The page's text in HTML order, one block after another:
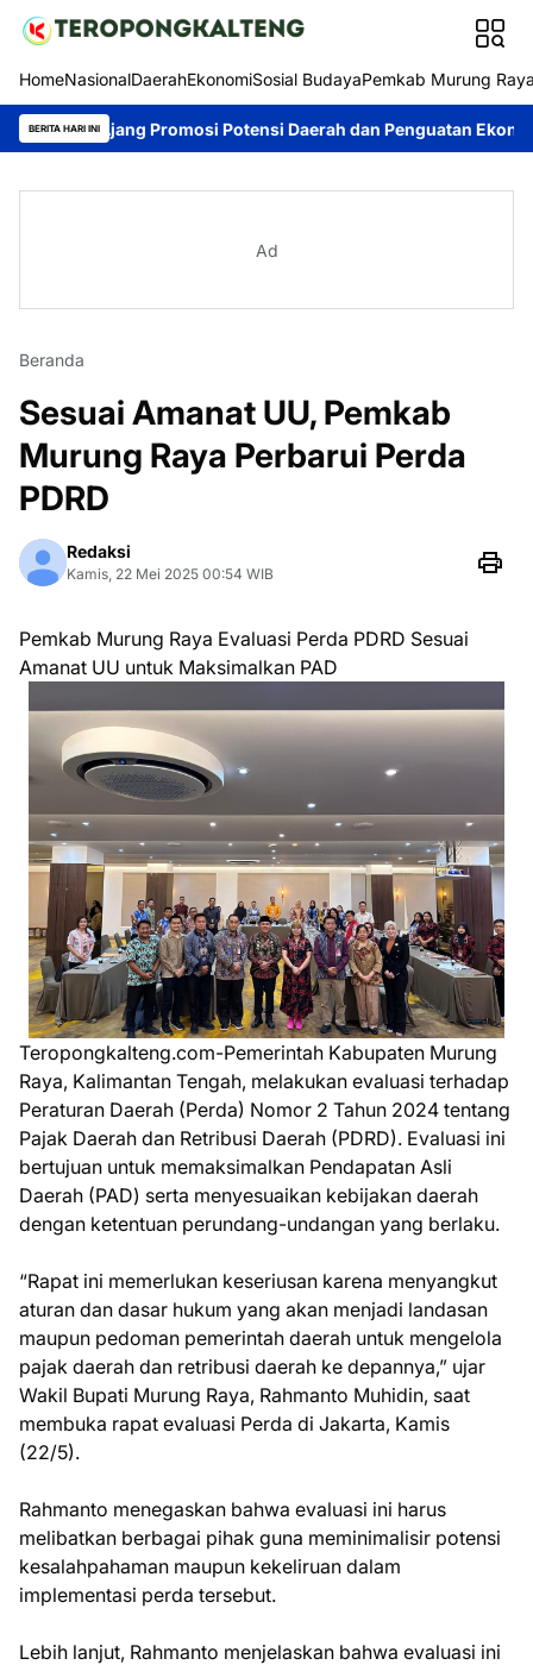
HomeNasionalDaerahEkonomiSosial BudayaPemkab Murung
BERITA HARI INI
Promosi Potensi Daerah dan Penguatan Ekonomi Lokal
Ad
Beranda
Sesuai Amanat UU, Pemkab
Murung Raya Perbarui Perda
PDRD
Redaksi
Kamis, 22 Mei 2025 00:54 WIB
Pemkab Murung Raya Evaluasi Perda PDRD Sesuai
Amanat UU untuk Maksimalkan PAD
Teropongkalteng.com-Pemerintah Kabupaten Murung
Raya, Kalimantan Tengah, melakukan evaluasi terhadap
Peraturan Daerah (Perda) Nomor 2 Tahun 2024 tentang
Pajak Daerah dan Retribusi Daerah (PDRD). Evaluasi ini
bertujuan untuk memaksimalkan Pendapatan Asli
Daerah (PAD) serta menyesuaikan kebijakan daerah
dengan ketentuan perundang-undangan yang berlaku.
“Rapat ini memerlukan keseriusan karena menyangkut
aturan dan dasar hukum yang akan menjadi landasan
maupun pedoman pemerintah daerah untuk mengelola
pajak daerah dan retribusi daerah ke depannya,” ujar
Wakil Bupati Murung Raya, Rahmanto Muhidin, saat
membuka rapat evaluasi Perda di Jakarta, Kamis
(22/5).
Rahmanto menegaskan bahwa evaluasi ini harus
melibatkan berbagai pihak guna meminimalisir potensi
kesalahpahaman maupun kekeliruan dalam
implementasi perda tersebut.
Lebih lanjut, Rahmanto menjelaskan bahwa evaluasi ini